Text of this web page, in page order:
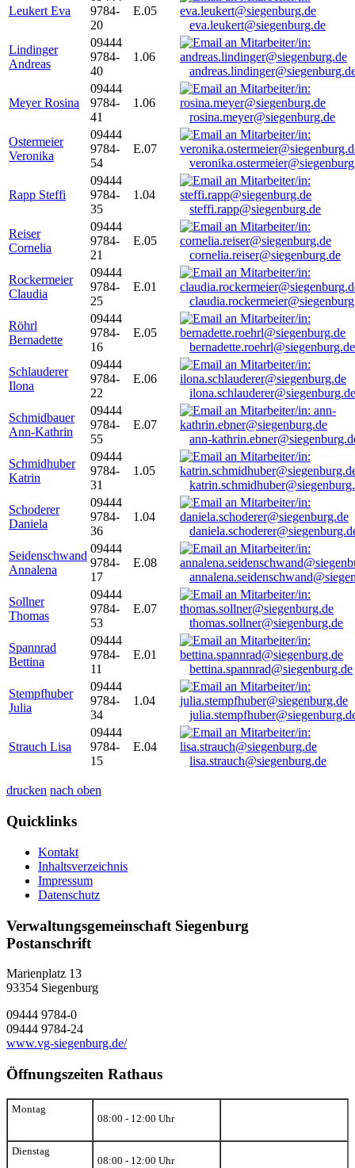
Leukert Eva
9784-
20
E.05
eva.leukert@siegenburg.de
Lindinger
Andreas
09444
9784-
40
1.06
Meyer Rosina
09444
9784-
41
1.06
rosina.meyer@siegenburg.de
Ostermeier
Veronika
09444
9784-
54
E.07
Rapp Steffi
09444
9784-
35
1.04
steffi.rapp@siegenburg.de
Reiser
Cornelia
09444
9784-
21
E.05
cornelia.reiser@siegenburg.de
Rockermeier
Claudia
09444
9784-
25
E.01
Röhrl
Bernadette
09444
9784-
16
E.05
bernadette.roehrl@siegenburg.de
Schlauderer
Ilona
09444
9784-
22
E.06
ilona.schlauderer@siegenburg.de
Schmidbauer
Ann-Kathrin
09444
9784-
55
E.07
ann-
Schmidhuber
Katrin
09444
9784-
31
1.05
Schoderer
Daniela
09444
9784-
36
1.04
Seidenschwand
Annalena
09444
9784-
17
E.08
Sollner
Thomas
09444
9784-
53
E.07
thomas.sollner@siegenburg.de
Spannrad
Bettina
09444
9784-
11
E.01
bettina.spannrad@siegenburg.de
Stempfhuber
Julia
09444
9784-
34
1.04
Strauch Lisa
09444
9784-
15
E.04
lisa.strauch@siegenburg.de
drucken nach oben
Quicklinks
Kontakt
Inhaltsverzeichnis
Impressum
Datenschutz
Verwaltungsgemeinschaft Siegenburg
Postanschrift
Marienplatz 13
93354 Siegenburg
09444 9784-0
09444 9784-24
www.vg-siegenburg.de/
Öffnungszeiten Rathaus
Montag
08:00 - 12:00 Uhr
Dienstag
08:00 - 12:00 Uhr